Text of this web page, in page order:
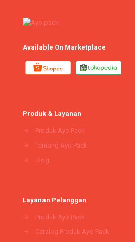
Available On Marketplace
Produk & Layanan
→
Produk Ayo Pack
→
Tentang Ayo Pack
→
Blog
Layanan Pelanggan
→
Produk Ayo Pack
→
Catalog Produk Ayo Pack